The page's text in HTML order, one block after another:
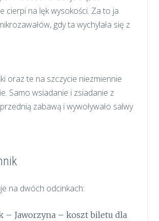
cierpi na lęk wysokości. Za to ja
gdy ta wychylała się z
oraz te na szczycie niezmiennie
Samo wsiadanie i zsiadanie z
zabawą i wywoływało salwy
na dwóch odcinkach:
– Jaworzyna – koszt biletu dla